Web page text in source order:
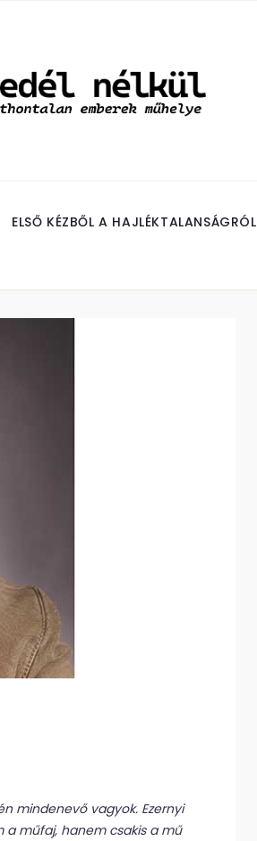
ELSŐ KÉZBŐL A HAJLÉKTALANSÁGRÓL
mindenevő vagyok. Ezernyi
a műfaj, hanem csakis a mű